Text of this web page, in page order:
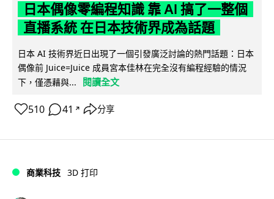
日本偶像零編程知識 靠 AI 搞了一整個
直播系統 在日本技術界成為話題
日本 AI 技術界近日出現了一個引發廣泛討論的熱門話題：日本
偶像前 Juice=Juice 成員宮本佳林在完全沒有編程經驗的情況
下，僅憑藉與...
閱讀全文
510 41 ↗ 分享
商業科技 3D 打印